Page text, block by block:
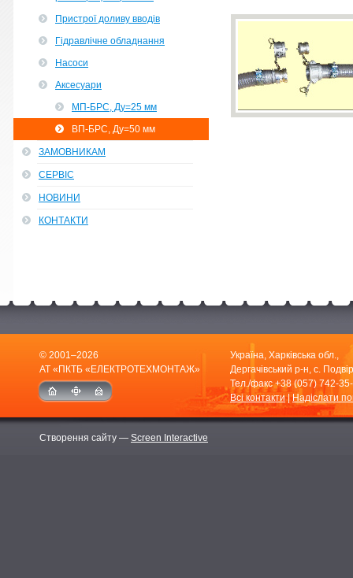
Пристрої доливу вводів
Гідравлічне обладнання
Насоси
Аксесуари
МП-БРС, Ду=25 мм
ВП-БРС, Ду=50 мм
ЗАМОВНИКАМ
СЕРВІС
НОВИНИ
КОНТАКТИ
© 2001–2026
АТ «ПКТБ «ЕЛЕКТРОТЕХМОНТАЖ»
Створення сайту — Screen Interactive
Україна, Харківська обл.,
Дергачівський р-н, с.
Тел./факс+38 (057) 742-
Всі контакти|Надіслати